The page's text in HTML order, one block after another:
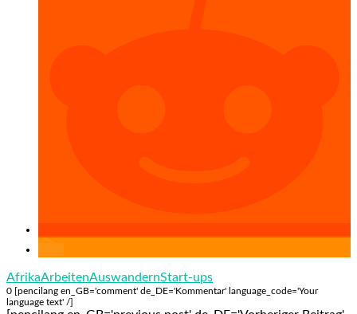
AfrikaArbeitenAuswandernStart-ups
0 [pencilang en_GB='comment' de_DE='Kommentar' language_code='Your
language text' /]